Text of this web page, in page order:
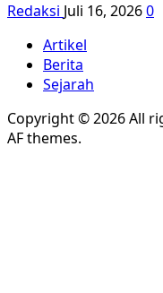
Redaksi Juli 16, 20260
Artikel
Berita
Sejarah
Copyright © 2026 All
AF themes.